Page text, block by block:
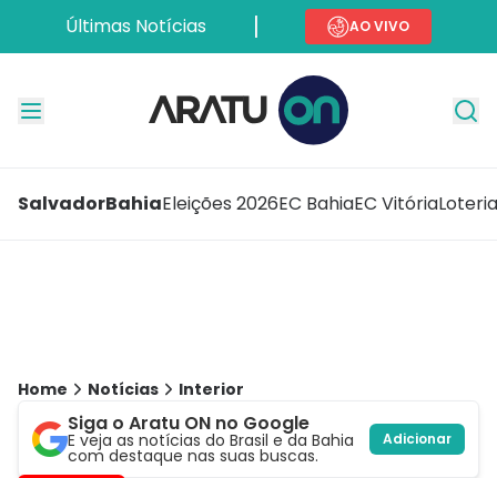
Últimas Notícias AO VIVO
SalvadorBahiaEleições 2026EC BahiaEC Vitória
Home Notícias Interior
Siga o Aratu ON no Google
E veja as notícias do Brasil e da Bahia
com destaque nas suas buscas.
Adicionar